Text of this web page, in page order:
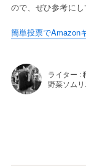
ので、ぜひ参考に
簡単投票でAmazon
ライター :
野菜ソム